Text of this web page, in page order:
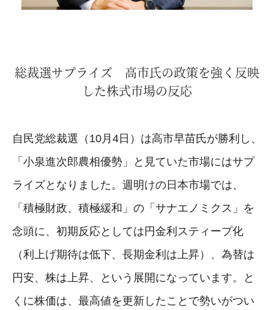
総裁選サプライズ 高市氏の政策を強く反映
した株式市場の反応
自民党総裁選（10月4日）は高市早苗氏が勝利し、
「小泉進次郎農相優勢」と見ていた市場にはサプ
ライズとなりました。週明けの日本市場では、
「積極財政、積極緩和」の「サナエノミクス」を
念頭に、初期反応としては円金利スティープ化
（利上げ期待は低下、長期金利は上昇）、為替は
円安、株は上昇、という展開になっています。と
くに株価は、最高値を更新したことで勢いがつい